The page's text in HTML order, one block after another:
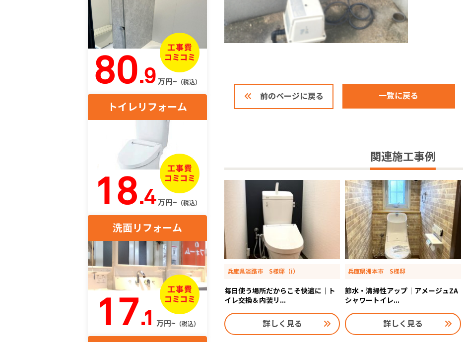
前のページに戻る 一覧に戻る
関連施工事例
兵庫県淡路市 S様邸（i）
毎日使う場所だからこそ快適に｜ト
イレ交換＆内装リ...
詳しく見る
兵庫県洲本市 S様邸
節水・清掃性アップ｜アメージュZA
シャワートイレ...
詳しく見る
80.9 万円~ （税込）
トイレリフォーム
18.4万円~ （税込）
洗面リフォーム
17.1 万円~ （税込）